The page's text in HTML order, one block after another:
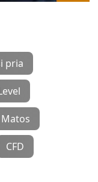
pria
CFD